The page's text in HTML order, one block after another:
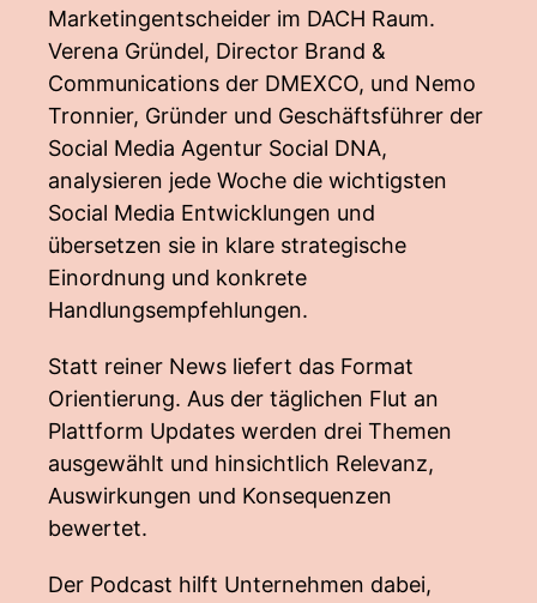
Marketingentscheider im DACH Raum.
Verena Gründel, Director Brand &
Communications der DMEXCO, und Nemo
Tronnier, Gründer und Geschäftsführer der
Social Media Agentur Social DNA,
analysieren jede Woche die wichtigsten
Social Media Entwicklungen und
übersetzen sie in klare strategische
Einordnung und konkrete
Handlungsempfehlungen.
Statt reiner News liefert das Format
Orientierung. Aus der täglichen Flut an
Plattform Updates werden drei Themen
ausgewählt und hinsichtlich Relevanz,
Auswirkungen und Konsequenzen
bewertet.
Der Podcast hilft Unternehmen dabei,